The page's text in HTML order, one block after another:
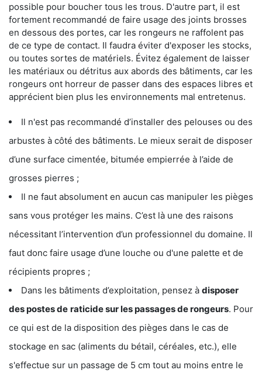
possible pour boucher tous les trous. D'autre part, il est
fortement recommandé de faire usage des joints brosses
en dessous des portes, car les rongeurs ne raffolent pas
de ce type de contact. Il faudra éviter d'exposer les stocks,
ou toutes sortes de matériels. Évitez également de laisser
les matériaux ou détritus aux abords des bâtiments, car les
rongeurs ont horreur de passer dans des espaces libres et
apprécient bien plus les environnements mal entretenus.
Il n'est pas recommandé d’installer des pelouses ou des
arbustes à côté des bâtiments. Le mieux serait de disposer
d’une surface cimentée, bitumée empierrée à l’aide de
grosses pierres ;
Il ne faut absolument en aucun cas manipuler les pièges
sans vous protéger les mains. C’est là une des raisons
nécessitant l’intervention d’un professionnel du domaine. Il
faut donc faire usage d’une louche ou d'une palette et de
récipients propres ;
Dans les bâtiments d’exploitation, pensez à disposer
des postes de raticide sur les passages de rongeurs. Pour
ce qui est de la disposition des pièges dans le cas de
stockage en sac (aliments du bétail, céréales, etc.), elle
s'effectue sur un passage de 5 cm tout au moins entre le